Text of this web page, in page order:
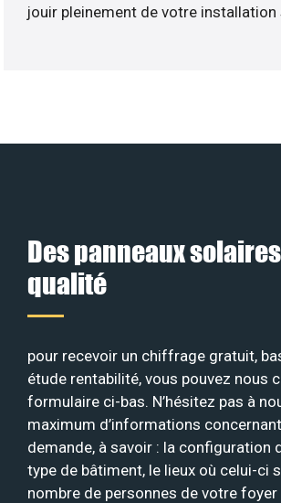
jouir pleinement de votre installation
Des panneaux
qualité
pour recevoir un chiffrage gratuit,
étude rentabilité, vous pouvez nous
formulaire ci-bas. N’hésitez pas à
maximum d’informations
demande, à savoir : la configuration
type de bâtiment, le lieux où celui-ci
nombre de personnes de votre foyer